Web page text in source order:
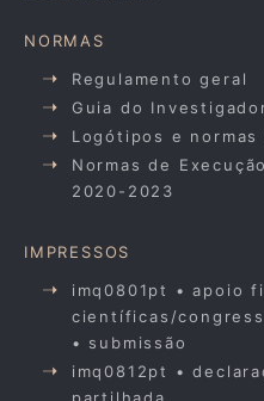
NORMAS
Regulamento geral
Guia do
Logótipos e
Normas de
2020-2023
IMPRESSOS
imq0801pt • apoio
científicas/
• submissão
imq0812pt •